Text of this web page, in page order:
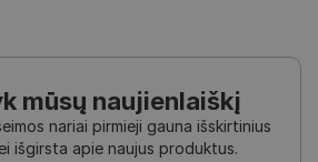
mūsų naujienlaiškį
nariai pirmieji gauna išskirtinius
išgirsta apie naujus produktus.